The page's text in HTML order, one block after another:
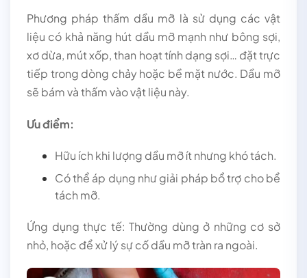
Phương pháp thấm dầu mỡ là sử dụng các vật
liệu có khả năng hút dầu mỡ mạnh như bông sợi,
xơ dừa, mút xốp, than hoạt tính dạng sợi… đặt trực
tiếp trong dòng chảy hoặc bề mặt nước. Dầu mỡ
sẽ bám và thấm vào vật liệu này.
Ưu điểm:
Hữu ích khi lượng dầu mỡ ít nhưng khó tách.
Có thể áp dụng như giải pháp bổ trợ cho bể
tách mỡ.
Ứng dụng thực tế: Thường dùng ở những cơ sở
nhỏ, hoặc để xử lý sự cố dầu mỡ tràn ra ngoài.